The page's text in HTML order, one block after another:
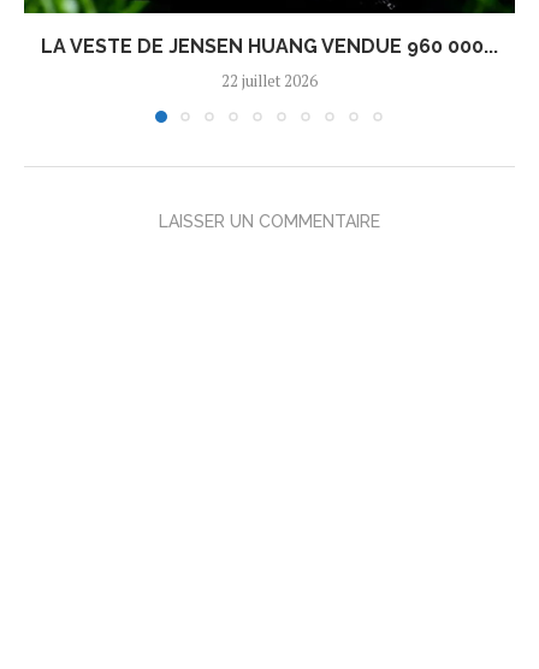
LA VESTE DE JENSEN HUANG VENDUE 960 000...
22 juillet 2026
LAISSER UN COMMENTAIRE